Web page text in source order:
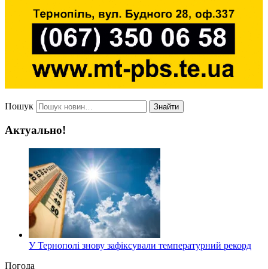
Пошук Знайти
Актуально!
У Тернополі знову зафіксували температурний рекорд
Погода